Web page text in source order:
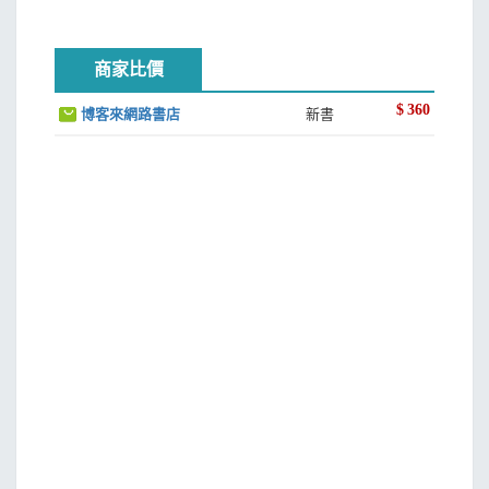
商家比價
博客來網路書店 新書 $ 360